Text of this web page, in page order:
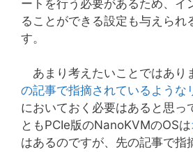
ートを行う必要があるため、イ
ることができる設定も与えられ
す。
あまり考えたいことではあり
の記事で指摘されているような
においておく必要はあると思っ
ともPCIe版のNanoKVMのOSは
はあるのですが、先の記事で指